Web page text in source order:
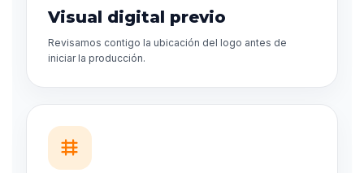
Visual digital previo
Revisamos contigo la ubicación del logo antes de
iniciar la producción.